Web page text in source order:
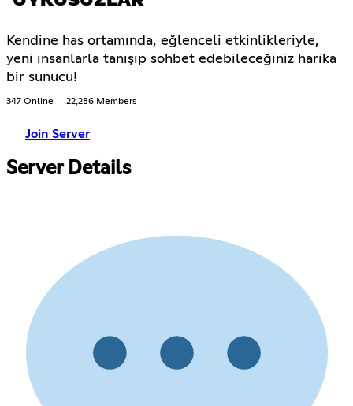
Kendine has ortamında, eğlenceli etkinlikleriyle,
yeni insanlarla tanışıp sohbet edebileceğiniz harika
bir sunucu!
347 Online 22,286 Members
Join Server
Server Details